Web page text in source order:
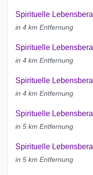
Spirituelle
in 4 km Entfernung
Spirituelle
in 4 km Entfernung
Spirituelle
in 4 km Entfernung
Spirituelle
in 5 km Entfernung
Spirituelle
in 5 km Entfernung